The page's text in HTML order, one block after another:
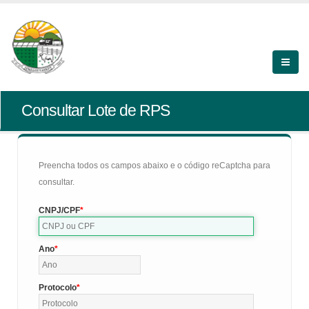
Consultar Lote de RPS
Preencha todos os campos abaixo e o código reCaptcha para
consultar.
CNPJ/CPF
Ano
Protocolo